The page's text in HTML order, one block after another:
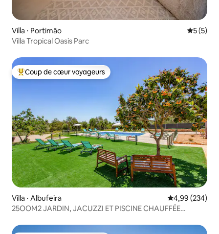
Villa ⋅ Portimão
5 (5)
Villa Tropical Oasis Parc
Coups de cœur voyageurs les plus appréciés
Coup de cœur voyageurs
Villa ⋅ Albufeira Évaluation
4,99 (234)
25OOM2 JARDIN, JACUZZI ET PISCINE CHAUFFÉE